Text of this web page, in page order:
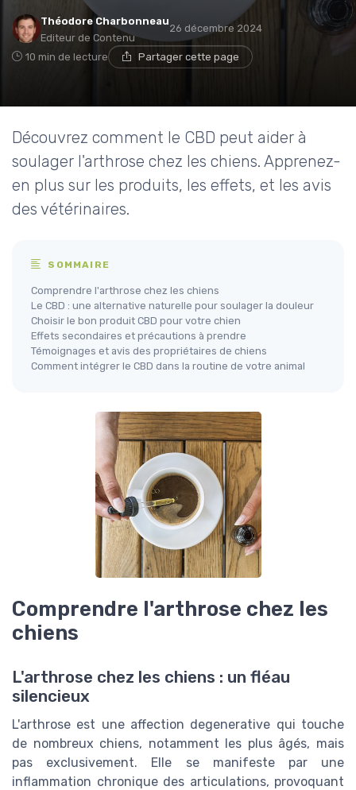
Théodore Charbonneau
Editeur de Contenu
26 décembre 2024
10 min de lecture Partager cette page
Découvrez comment le CBD peut aider à
soulager l'arthrose chez les chiens. Apprenez-
en plus sur les produits, les effets, et les avis
des vétérinaires.
SOMMAIRE
Comprendre l'arthrose chez les chiens
Le CBD : une alternative naturelle pour soulager la douleur
Choisir le bon produit CBD pour votre chien
Effets secondaires et précautions à prendre
Témoignages et avis des propriétaires de chiens
Comment intégrer le CBD dans la routine de votre animal
Comprendre l'arthrose chez les
chiens
L'arthrose chez les chiens : un fléau
silencieux
L'arthrose est une affection degenerative qui touche
de nombreux chiens, notamment les plus âgés, mais
pas exclusivement. Elle se manifeste par une
inflammation chronique des articulations, provoquant